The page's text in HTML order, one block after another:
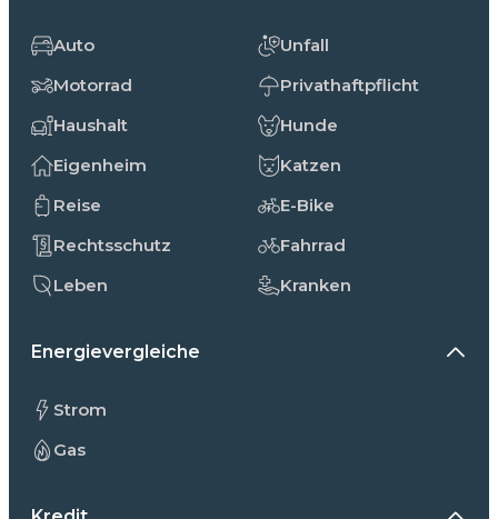
Auto
Motorrad
Haushalt
Eigenheim
Reise
Rechtsschutz
Leben
Unfall
Privathaftpflicht
Hunde
Katzen
E-Bike
Fahrrad
Kranken
Energievergleiche
Strom
Gas